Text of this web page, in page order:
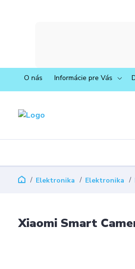
O nás Informácie pre Vás
Elektronika Elektronika
Xiaomi Smart